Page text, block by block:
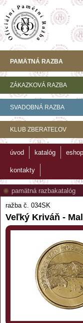
PAMÄTNÁ RAZBA
ZÁKAZKOVÁ RAZBA
SVADOBNÁ RAZBA
KLUB ZBERATEĽOV
úvod katalóg eshop
kontakty
pamätná razbakatalóg
ražba č. 034SK
Veľký Kriváň -